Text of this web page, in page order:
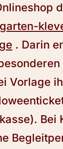
. Darin
Vorlage
Bei